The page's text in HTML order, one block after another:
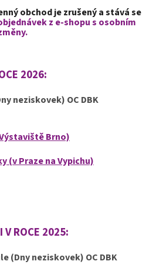
obchod je zrušený a stává se
z e-shopu s osobním
2026:
neziskovek) OC DBK
Brno)
(v Praze na Vypichu)
V ROCE 2025:
(Dny neziskovek) OC DBK